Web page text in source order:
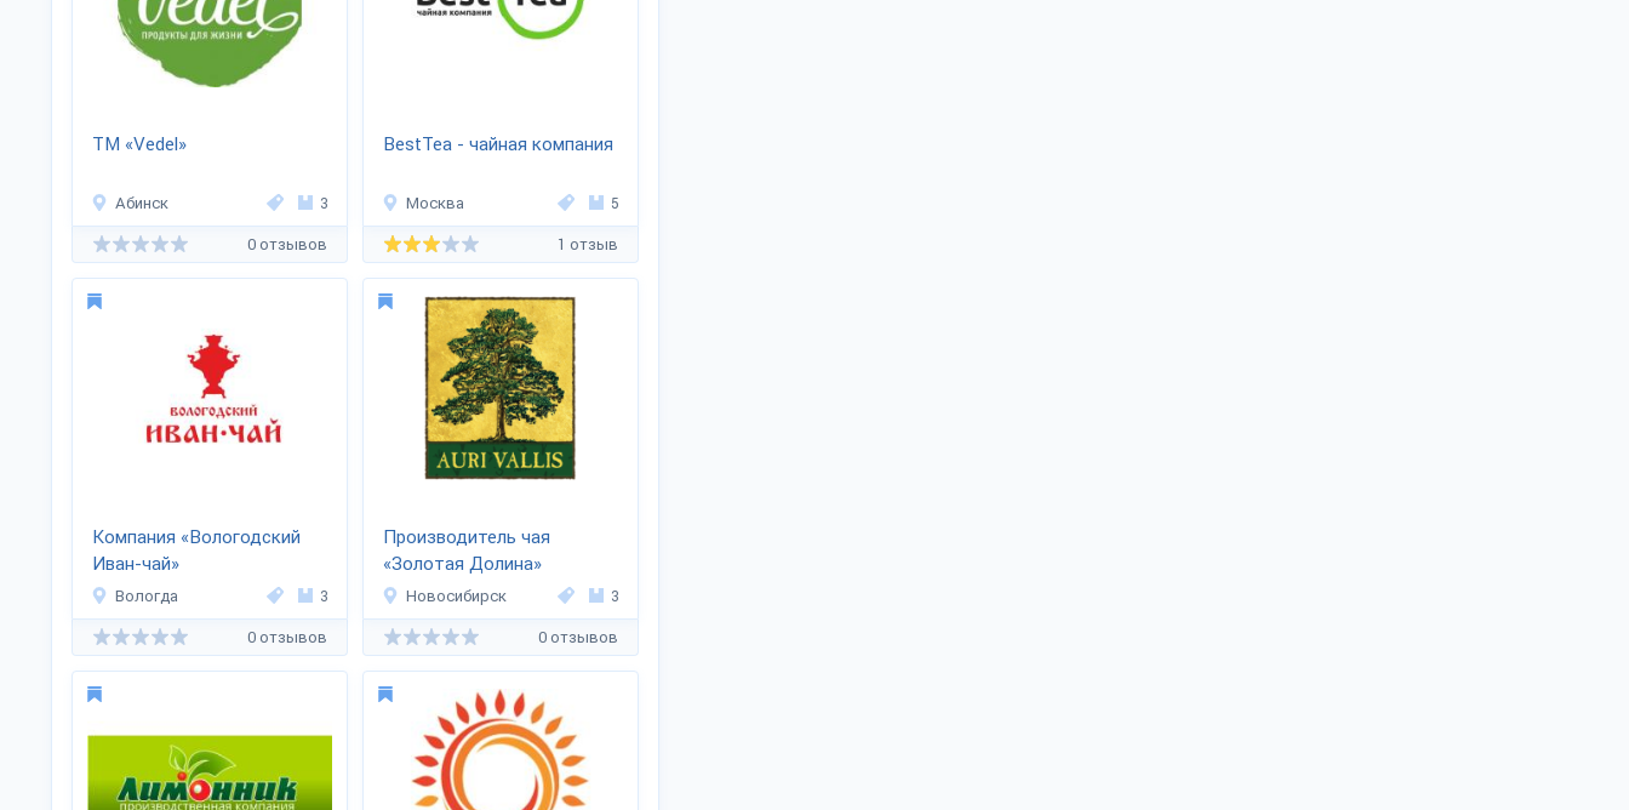
ТМ «Vedel»
Абинск 3
0 отзывов
BestTea - чайная компания
Москва 5
1 отзыв
Компания «Вологодский
Иван-чай»
Вологда 3
0 отзывов
Производитель чая
«Золотая Долина»
Новосибирск 3
0 отзывов